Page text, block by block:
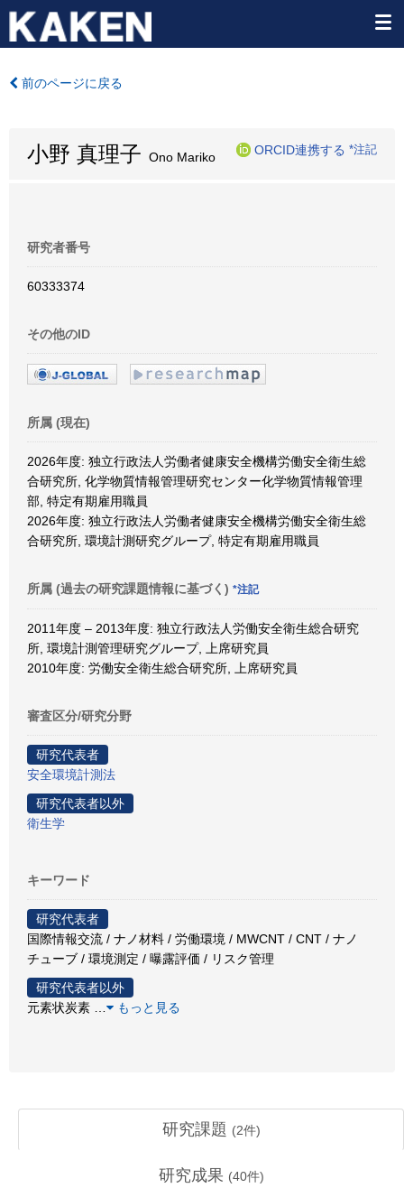
前のページに戻る
小野 真理子 Ono Mariko
ORCID連携する *注記
研究者番号
60333374
その他のID
所属 (現在)
2026年度: 独立行政法人労働者健康安全機構労働安全衛生総
合研究所, 化学物質情報管理研究センター化学物質情報管理
部, 特定有期雇用職員
2026年度: 独立行政法人労働者健康安全機構労働安全衛生総
合研究所, 環境計測研究グループ, 特定有期雇用職員
所属 (過去の研究課題情報に基づく) *注記
2011年度 – 2013年度: 独立行政法人労働安全衛生総合研究
所, 環境計測管理研究グループ, 上席研究員
2010年度: 労働安全衛生総合研究所, 上席研究員
審査区分/研究分野
研究代表者
安全環境計測法
研究代表者以外
衛生学
キーワード
研究代表者
国際情報交流 / ナノ材料 / 労働環境 / MWCNT / CNT / ナノ
チューブ / 環境測定 / 曝露評価 / リスク管理
研究代表者以外
元素状炭素
もっと見る
研究課題 (2件)
研究成果 (40件)